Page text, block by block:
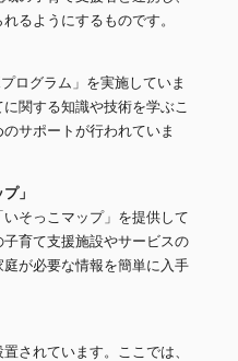
るようにするものです。
ログラム」を実施していま
関する知識や技術を学ぶこ
サポートが行われていま
」
そっこマップ」を提供して
育て支援施設やサービスの
が必要な情報を簡単に入手
されています。ここでは、